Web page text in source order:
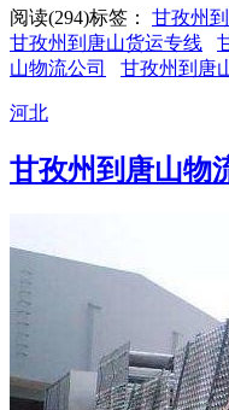
阅读(294)标签： 甘孜州
甘孜州到唐山货运专线
山物流公司
甘孜州到唐
河北
甘孜州到唐山物